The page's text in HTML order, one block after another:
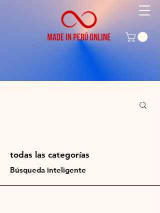
todas las categorías
Búsqueda inteligente